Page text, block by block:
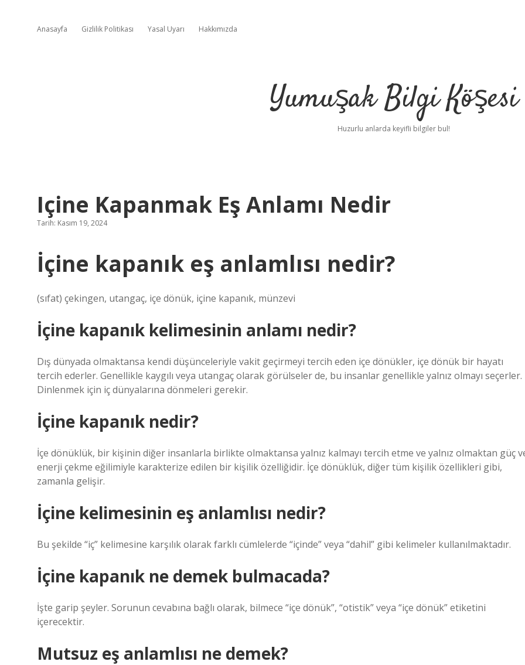
Anasayfa Gizlilik Politikası Yasal Uyarı Hakkımızda
Yumuşak Bilgi Köşesi
Huzurlu anlarda keyifli bilgiler bul!
Içine Kapanmak Eş Anlamı Nedir
Tarih: Kasım 19, 2024
İçine kapanık eş anlamlısı nedir?
(sıfat) çekingen, utangaç, içe dönük, içine kapanık, münzevi
İçine kapanık kelimesinin anlamı nedir?
Dış dünyada olmaktansa kendi düşünceleriyle vakit geçirmeyi tercih eden içe dönükler, içe dönük bir hayatı
tercih ederler. Genellikle kaygılı veya utangaç olarak görülseler de, bu insanlar genellikle yalnız olmayı seçerler.
Dinlenmek için iç dünyalarına dönmeleri gerekir.
İçine kapanık nedir?
İçe dönüklük, bir kişinin diğer insanlarla birlikte olmaktansa yalnız kalmayı tercih etme ve yalnız olmaktan güç
enerji çekme eğilimiyle karakterize edilen bir kişilik özelliğidir. İçe dönüklük, diğer tüm kişilik özellikleri gibi,
zamanla gelişir.
İçine kelimesinin eş anlamlısı nedir?
Bu şekilde “iç” kelimesine karşılık olarak farklı cümlelerde “içinde” veya “dahil” gibi kelimeler kullanılmaktadır.
İçine kapanık ne demek bulmacada?
İşte garip şeyler. Sorunun cevabına bağlı olarak, bilmece “içe dönük”, “otistik” veya “içe dönük” etiketini
içerecektir.
Mutsuz eş anlamlısı ne demek?